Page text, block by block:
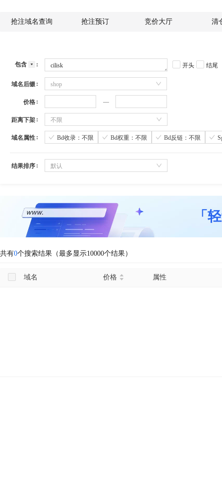
抢注域名查询 抢注预订 竞价大厅 清
包含 开头 结尾
域名后缀 shop
价格
距离下架 不限
域名属性 Bd收录：不限 Bd权重：不限 Bd反链：不限
结果排序 默认
「
共有0个搜索结果（最多显示10000个结果）
域名 价格 属性